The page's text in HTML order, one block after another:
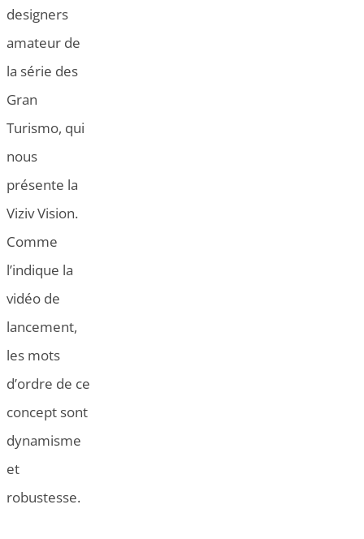
designers
amateur de
la série des
Gran
Turismo, qui
nous
présente la
Viziv Vision.
Comme
l’indique la
vidéo de
lancement,
les mots
d’ordre de ce
concept sont
dynamisme
et
robustesse.